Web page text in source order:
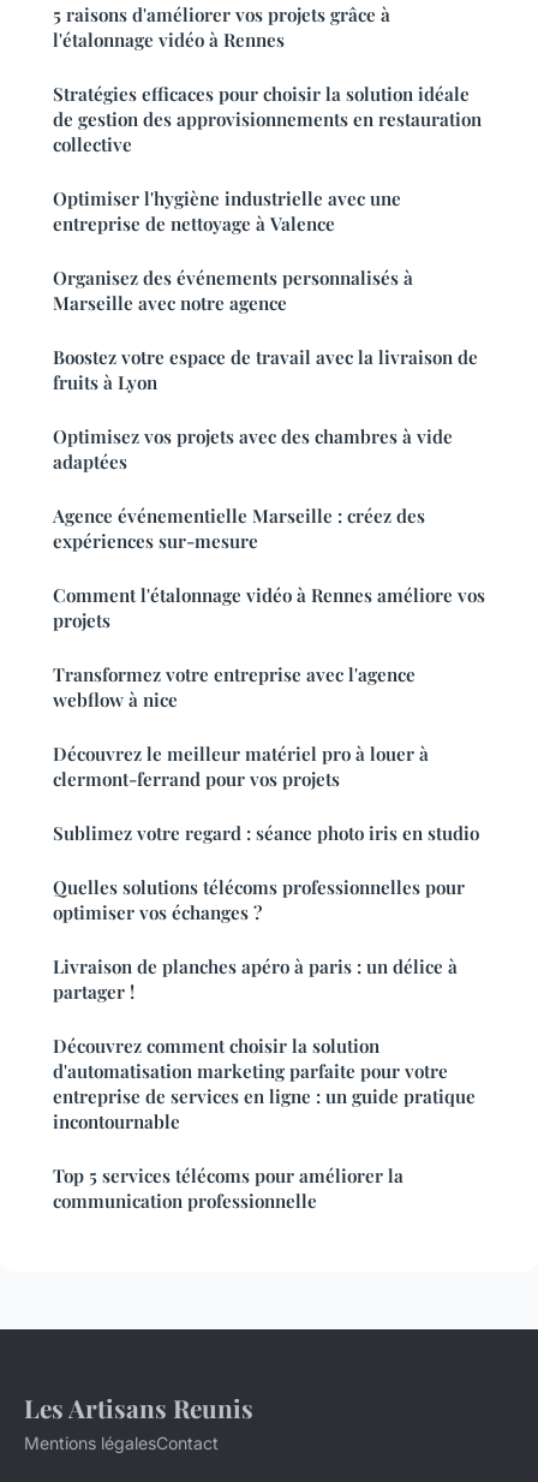
5 raisons d'améliorer vos projets grâce à
l'étalonnage vidéo à Rennes
Stratégies efficaces pour choisir la solution idéale
de gestion des approvisionnements en restauration
collective
Optimiser l'hygiène industrielle avec une
entreprise de nettoyage à Valence
Organisez des événements personnalisés à
Marseille avec notre agence
Boostez votre espace de travail avec la livraison de
fruits à Lyon
Optimisez vos projets avec des chambres à vide
adaptées
Agence événementielle Marseille : créez des
expériences sur-mesure
Comment l'étalonnage vidéo à Rennes améliore vos
projets
Transformez votre entreprise avec l'agence
webflow à nice
Découvrez le meilleur matériel pro à louer à
clermont-ferrand pour vos projets
Sublimez votre regard : séance photo iris en studio
Quelles solutions télécoms professionnelles pour
optimiser vos échanges ?
Livraison de planches apéro à paris : un délice à
partager !
Découvrez comment choisir la solution
d'automatisation marketing parfaite pour votre
entreprise de services en ligne : un guide pratique
incontournable
Top 5 services télécoms pour améliorer la
communication professionnelle
Les Artisans Reunis
Mentions légalesContact